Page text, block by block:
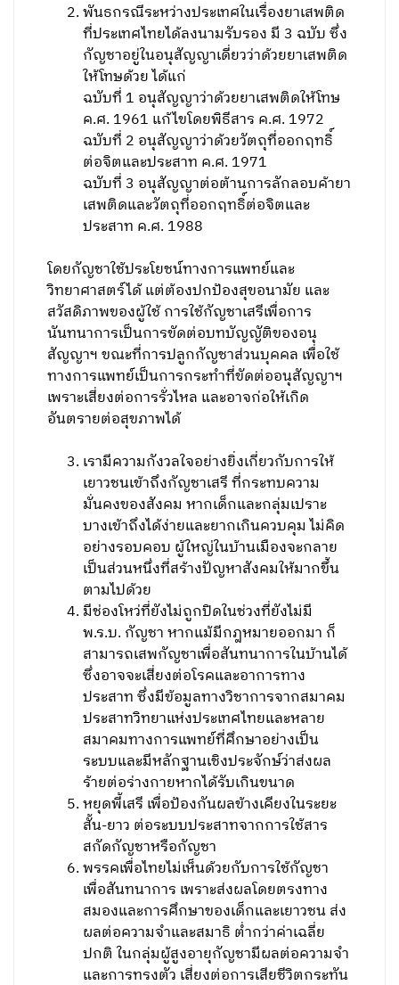
พันธกรณีระหว่างประเทศในเรื่องยาเสพติด
ที่ประเทศไทยได้ลงนามรับรอง มี 3 ฉบับ ซึ่ง
กัญชาอยู่ในอนุสัญญาเดี่ยวว่าด้วยยาเสพติด
ให้โทษด้วย ได้แก่
ฉบับที่ 1 อนุสัญญาว่าด้วยยาเสพติดให้โทษ
ค.ศ. 1961 แก้ไขโดยพิธีสาร ค.ศ. 1972
ฉบับที่ 2 อนุสัญญาว่าด้วยวัตถุที่ออกฤทธิ์
ต่อจิตและประสาท ค.ศ. 1971
ฉบับที่ 3 อนุสัญญาต่อต้านการลักลอบค้ายา
เสพติดและวัตถุที่ออกฤทธิ์ต่อจิตและ
ประสาท ค.ศ. 1988
โดยกัญชาใช้ประโยชน์ทางการแพทย์และ
วิทยาศาสตร์ได้ แต่ต้องปกป้องสุขอนามัย และ
สวัสดิภาพของผู้ใช้ การใช้กัญชาเสรีเพื่อการ
นันทนาการเป็นการขัดต่อบทบัญญัติของอนุ
สัญญาฯ ขณะที่การปลูกกัญชาส่วนบุคคล เพื่อใช้
ทางการแพทย์เป็นการกระทำที่ขัดต่ออนุสัญญาฯ
เพราะเสี่ยงต่อการรั่วไหล และอาจก่อให้เกิด
อันตรายต่อสุขภาพได้
เรามีความกังวลใจอย่างยิ่งเกี่ยวกับการให้
เยาวชนเข้าถึงกัญชาเสรี ที่กระทบความ
มั่นคงของสังคม หากเด็กและกลุ่มเปราะ
บางเข้าถึงได้ง่ายและยากเกินควบคุม ไม่คิด
อย่างรอบคอบ ผู้ใหญ่ในบ้านเมืองจะกลาย
เป็นส่วนหนึ่งที่สร้างปัญหาสังคมให้มากขึ้น
ตามไปด้วย
มีช่องโหว่ที่ยังไม่ถูกปิดในช่วงที่ยังไม่มี
พ.ร.บ. กัญชา หากแม้มีกฎหมายออกมา ก็
สามารถเสพกัญชาเพื่อสันทนาการในบ้านได้
ซึ่งอาจจะเสี่ยงต่อโรคและอาการทาง
ประสาท ซึ่งมีข้อมูลทางวิชาการจากสมาคม
ประสาทวิทยาแห่งประเทศไทยและหลาย
สมาคมทางการแพทย์ที่ศึกษาอย่างเป็น
ระบบและมีหลักฐานเชิงประจักษ์ว่าส่งผล
ร้ายต่อร่างกายหากได้รับเกินขนาด
หยุดพี้เสรี เพื่อป้องกันผลข้างเคียงในระยะ
สั้น-ยาว ต่อระบบประสาทจากการใช้สาร
สกัดกัญชาหรือกัญชา
พรรคเพื่อไทยไม่เห็นด้วยกับการใช้กัญชา
เพื่อสันทนาการ เพราะส่งผลโดยตรงทาง
สมองและการศึกษาของเด็กและเยาวชน ส่ง
ผลต่อความจำและสมาธิ ต่ำกว่าค่าเฉลี่ย
ปกติ ในกลุ่มผู้สูงอายุกัญชามีผลต่อความจำ
และการทรงตัว เสี่ยงต่อการเสียชีวิตกระทัน